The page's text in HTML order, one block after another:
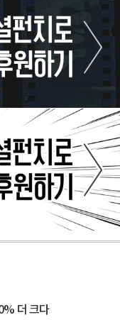
더 크다